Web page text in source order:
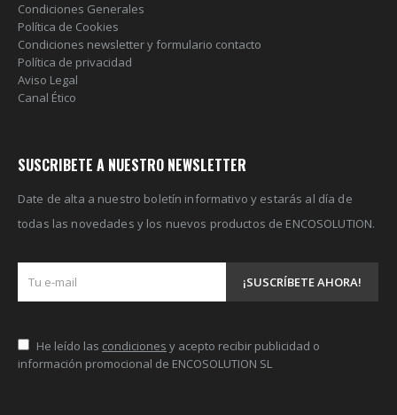
Condiciones Generales
Política de Cookies
Condiciones newsletter y formulario contacto
Política de privacidad
Aviso Legal
Canal Ético
SUSCRIBETE A NUESTRO NEWSLETTER
Date de alta a nuestro boletín informativo y estarás al día de
todas las novedades y los nuevos productos de ENCOSOLUTION.
He leído las condiciones y acepto recibir publicidad o
información promocional de ENCOSOLUTION SL